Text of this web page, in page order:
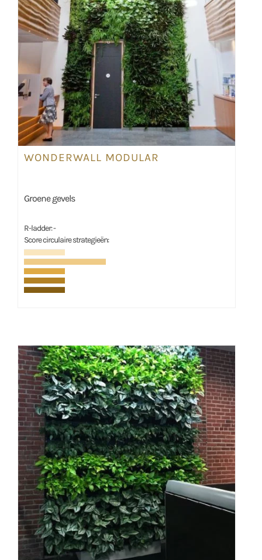
WONDERWALL MODULAR
Groene gevels
R-ladder: -
Score circulaire strategieën: